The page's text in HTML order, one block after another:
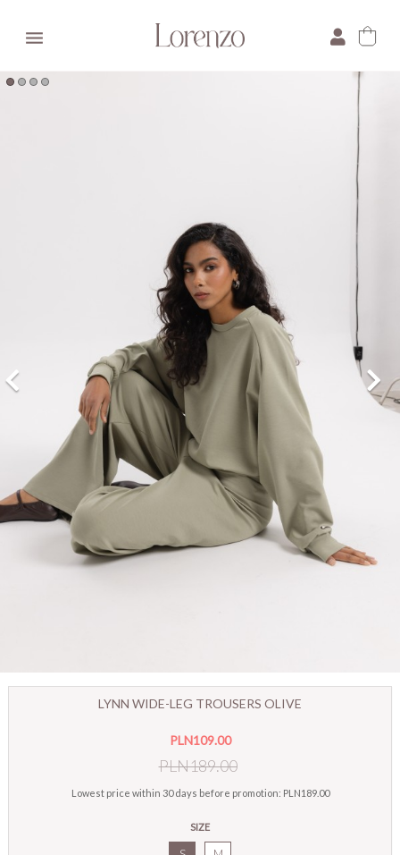

LYNN WIDE-LEG TROUSERS OLIVE
PLN109.00
PLN189.00
Lowest price within 30 days before promotion: PLN189.00
SIZE